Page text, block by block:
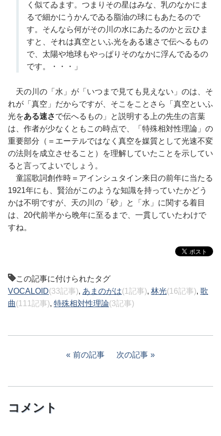
く似てゐます。つまりその星はみな、乳のなかにま
るで細かにうかんでゐる脂油の球にもあたるので
す。そんなら何がその川の水にあたるのかと云ひま
すと、それは真空といふ光をある速さで伝へるもの
で、太陽や地球もやっぱりそのなかに浮んでゐるの
です。・・・」
天の川の「水」が「いつまで見ても見えない」のは、そ
れが「真空」だからですが、そこをことさら「真空といふ
光をある速さで伝へるもの」と説明する上の先生の言葉
は、作者が少なくともこの時点で、「特殊相対性理論」の
重要部分（＝エーテルではなく真空を媒質として光速不変
の法則を成立させること）を理解していたことを示してい
ると言ってよいでしょう。
童謡歌詞創作時＝アインシュタイン来日の前年に当たる
1921年にも、賢治がこのような知識を持っていたかどう
かは不明ですが、天の川の「砂」と「水」に関する着目
は、20代前半から晩年に至るまで、一貫していたわけで
すね。
この記事に付けられたタグ
VOCALOID(33記事), あまのがは(1記事), 林光(16記事), 歌
曲(111記事), 特殊相対性理論(3記事)
前の記事 次の記事
コメント